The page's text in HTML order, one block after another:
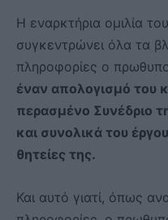
Η εναρκτήρια ομιλία
συγκεντρώνει όλα τα
πληροφορίες ο
έναν απολογισμό του
περασμένο Συνέδριο
και συνολικά του
θητείες της.
Και αυτό γιατί, όπως